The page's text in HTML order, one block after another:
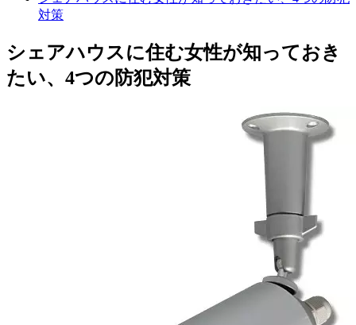
対策
シェアハウスに住む女性が知っておき
たい、4つの防犯対策